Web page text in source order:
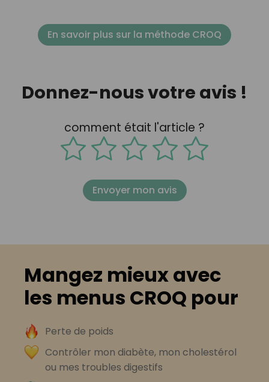
En savoir plus sur la méthode CROQ
Donnez-nous votre avis !
comment était l'article ?
Envoyer mon avis
Mangez mieux avec
les menus CROQ pour
Perte de poids
Contrôler mon diabète, mon cholestérol
ou mes troubles digestifs